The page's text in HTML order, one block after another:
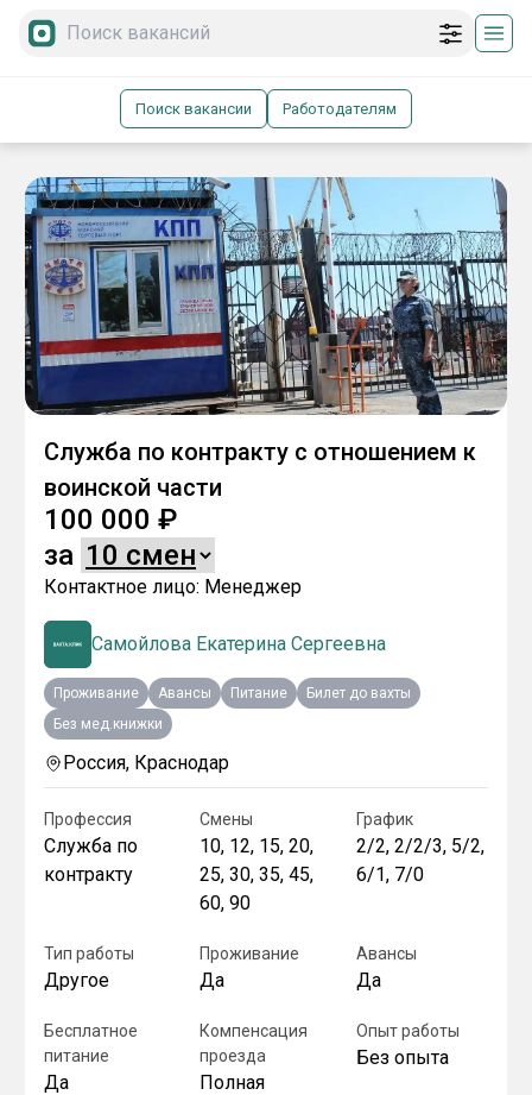
Поиск вакансии Работодателям
Служба по контракту с отношением к
воинской части
100 000 ₽
за
Контактное лицо: Менеджер
Самойлова Екатерина Сергеевна
Проживание Авансы Питание
Билет до вахты
Без мед.книжки
Россия, Краснодар
Профессия
Служба по
контракту
Смены
10, 12, 15, 20,
25, 30, 35, 45,
60, 90
График
2/2, 2/2/3, 5/2,
6/1, 7/0
Тип работы
Другое
Проживание
Да
Авансы
Да
Бесплатное
питание
Да
Компенсация
проезда
Полная
Опыт работы
Без опыта